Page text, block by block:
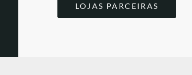
LOJAS PARCEIRAS